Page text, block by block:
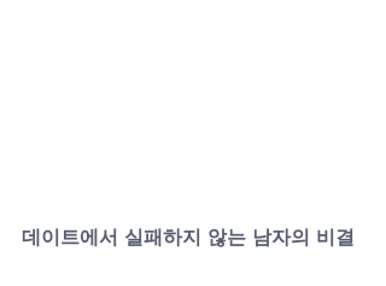
데이트에서 실패하지 않는 남자의 비결